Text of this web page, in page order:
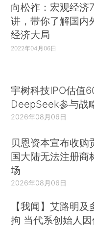
向松祚：宏观经济
讲，带你了解国内
经济大局
2022年04月06日
宇树科技IPO估值
DeepSeek参与战
2026年08月06日
贝恩资本宣布收购
国大陆无法注册商
场
2026年08月06日
【我闻】艾路明
拘 当代系创始人